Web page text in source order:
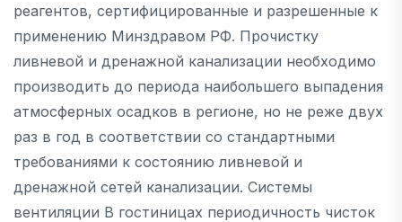
реагентов, сертифицированные и разрешенные к
применению Минздравом РФ. Прочистку
ливневой и дренажной канализации необходимо
производить до периода наибольшего выпадения
атмосферных осадков в регионе, но не реже двух
раз в год в соответствии со стандартными
требованиями к состоянию ливневой и
дренажной сетей канализации. Системы
вентиляции В гостиницах периодичность чисток